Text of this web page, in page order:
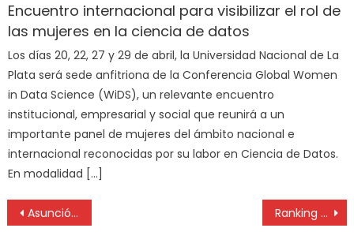
Encuentro internacional para visibilizar el rol de
las mujeres en la ciencia de datos
Los días 20, 22, 27 y 29 de abril, la Universidad Nacional de La
Plata será sede anfitriona de la Conferencia Global Women
in Data Science (WiDS), un relevante encuentro
institucional, empresarial y social que reunirá a un
importante panel de mujeres del ámbito nacional e
internacional reconocidas por su labor en Ciencia de Datos.
En modalidad […]
Asunción de las nuevas autoridades de Sadop Nación Ranking QS: La UNLP es la única de Argentina que escaló posiciones